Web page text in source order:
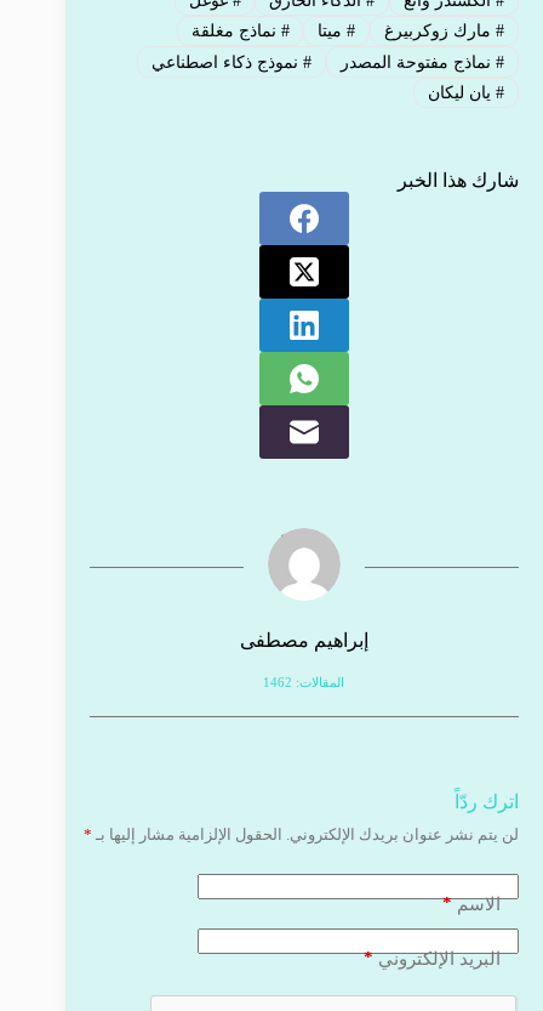
#مارك زوكربيرغ #ميتا # نماذج مغلقة
#نماذج مفتوحة المصدر #نموذج ذكاء اصطناعي
#يان ليكان
شارك هذا الخبر
إبراهيم مصطفى
المقالات: 1462
اترك ردّاً
لن يتم نشر عنوان بريدك الإلكتروني. الحقول الإلزامية مشار إليها بـ *
الاسم*
البريد الإلكتروني*